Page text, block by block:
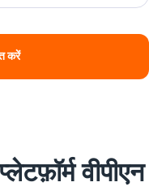
करें
वीपीएन